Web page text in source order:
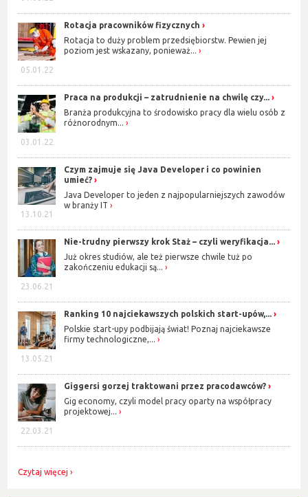
05.01.22
Rotacja pracowników fizycznych
Rotacja to duży problem przedsiębiorstw. Pewien jej
poziom jest wskazany, ponieważ...
03.01.22
Praca na produkcji – zatrudnienie na chwilę czy...
Branża produkcyjna to środowisko pracy dla wielu osób z
różnorodnym...
13.10.21
Czym zajmuje się Java Developer i co powinien
umieć?
Java Developer to jeden z najpopularniejszych zawodów
w branży IT
23.06.21
Nie-trudny pierwszy krok Staż – czyli weryfikacja...
Już okres studiów, ale też pierwsze chwile tuż po
zakończeniu edukacji są...
13.05.21
Ranking 10 najciekawszych polskich start-upów,...
Polskie start-upy podbijają świat! Poznaj najciekawsze
firmy technologiczne,...
22.03.21
Giggersi gorzej traktowani przez pracodawców?
Gig economy, czyli model pracy oparty na współpracy
projektowej...
Czytaj więcej